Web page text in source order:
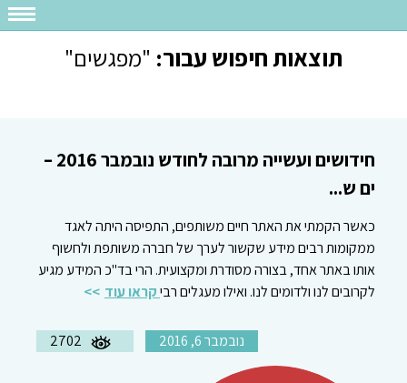
תוצאות חיפוש עבור: "מפגשים"
חידושים ועשייה מרובה לחודש נובמבר 2016 –
ים ש...
כאשר הקמתי את האתר חיים משותפים, התפיסה היתה לאגד
ממקומות רבים מידע שקשור לערך של חברה משותפת ולחשוף
אותו באתר אחד, בצורה מסודרת ומקצועית. הרי בד"כ המידע מגיע
לקרובים לנו ולדומים לנו. ואילו מעגלים רביקראו עוד
נובמבר 6, 2016 2702